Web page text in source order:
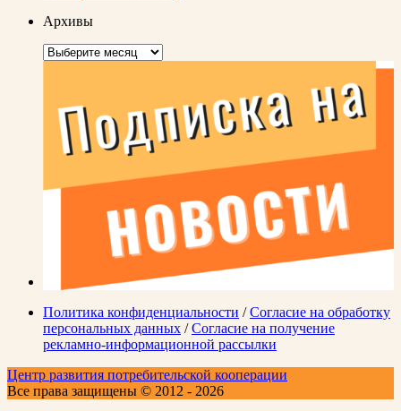
Архивы
Архивы
Политика конфиденциальности /Согласие на обработку
персональных данных /Согласие на получение
рекламно-информационной рассылки
Центр развития потребительской кооперации
Все права защищены © 2012 - 2026